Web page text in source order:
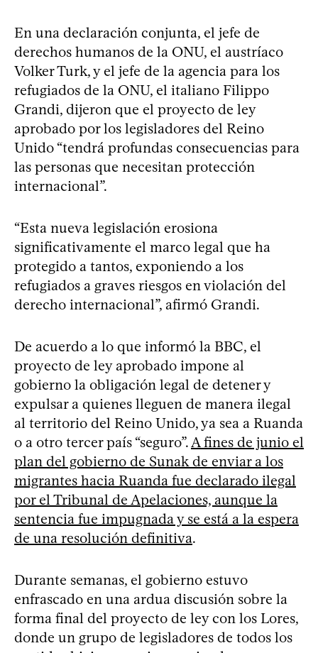
En una declaración conjunta, el jefe de
derechos humanos de la ONU, el austríaco
Volker Turk, y el jefe de la agencia para los
refugiados de la ONU, el italiano Filippo
Grandi, dijeron que el proyecto de ley
aprobado por los legisladores del Reino
Unido “tendrá profundas consecuencias para
las personas que necesitan protección
internacional”.
“Esta nueva legislación erosiona
significativamente el marco legal que ha
protegido a tantos, exponiendo a los
refugiados a graves riesgos en violación del
derecho internacional”, afirmó Grandi.
De acuerdo a lo que informó la BBC, el
proyecto de ley aprobado impone al
gobierno la obligación legal de detener y
expulsar a quienes lleguen de manera ilegal
al territorio del Reino Unido, ya sea a Ruanda
o a otro tercer país “seguro”. A fines de junio el
plan del gobierno de Sunak de enviar a los
migrantes hacia Ruanda fue declarado ilegal
por el Tribunal de Apelaciones, aunque la
sentencia fue impugnada y se está a la espera
de una resolución definitiva.
Durante semanas, el gobierno estuvo
enfrascado en una ardua discusión sobre la
forma final del proyecto de ley con los Lores,
donde un grupo de legisladores de todos los